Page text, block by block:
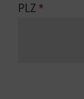
PLZ *